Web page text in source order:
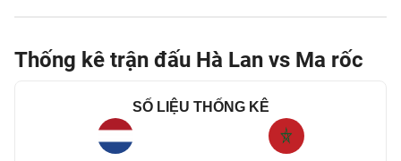
Thống kê trận đấu Hà Lan vs Ma rốc
SỐ LIỆU THỐNG KÊ